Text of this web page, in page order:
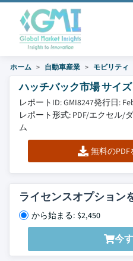
ホーム 自動車産業 モビリティ
ハッチバック市場 サイ
レポートID: GMI8247発行日:
レポート形式: PDF/エクセル/
ム
無料の
ライセンスオプション
から始まる: $2,450
今